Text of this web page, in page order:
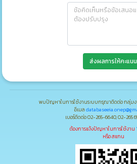
ส่งผลการให้คะแนน
พบปัญหาในการใช้งานระบบกรุณาติดต่อ กลุ่มง
อีเมล
เบอร์ติดต่อ 02-265-6640, 02-265
ต้องการแจ้งปัญหาในการใช้งาน
หรือ สแกน